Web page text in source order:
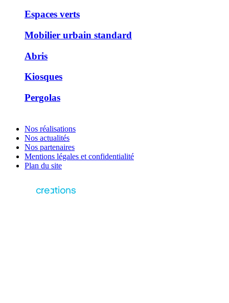
Espaces verts
Mobilier urbain standard
Abris
Kiosques
Pergolas
Nos réalisations
Nos actualités
Nos partenaires
Mentions légales et confidentialité
Plan du site